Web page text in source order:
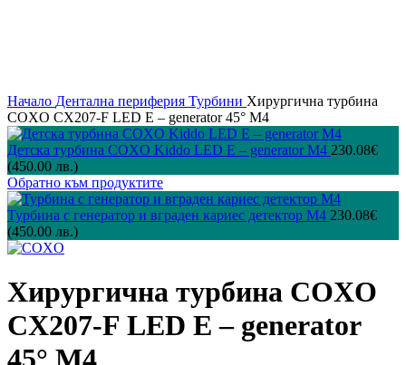
Начало Дентална периферия Турбини Хирургична турбина
COXO CX207-F LED E – generator 45° М4
Детска турбина COXO Kiddo LED E – generator M4 230.08€
(450.00 лв.)
Обратно към продуктите
Турбина с генератор и вграден кариес детектор М4 230.08€
(450.00 лв.)
Хирургична турбина COXO
CX207-F LED E – generator